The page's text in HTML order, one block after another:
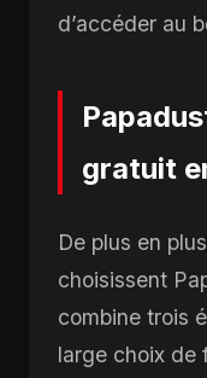
d’accéder au
gratuit
De plus en
choisissent
combine trois
large choix de